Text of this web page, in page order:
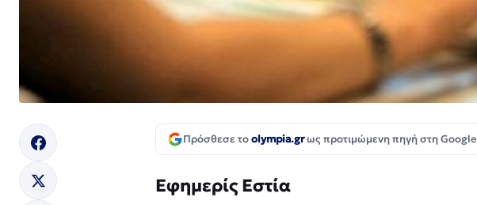
Πρόσθεσε τοolympia.grως προτιμώμενη πηγή στη Google
Εφημερίς Εστία